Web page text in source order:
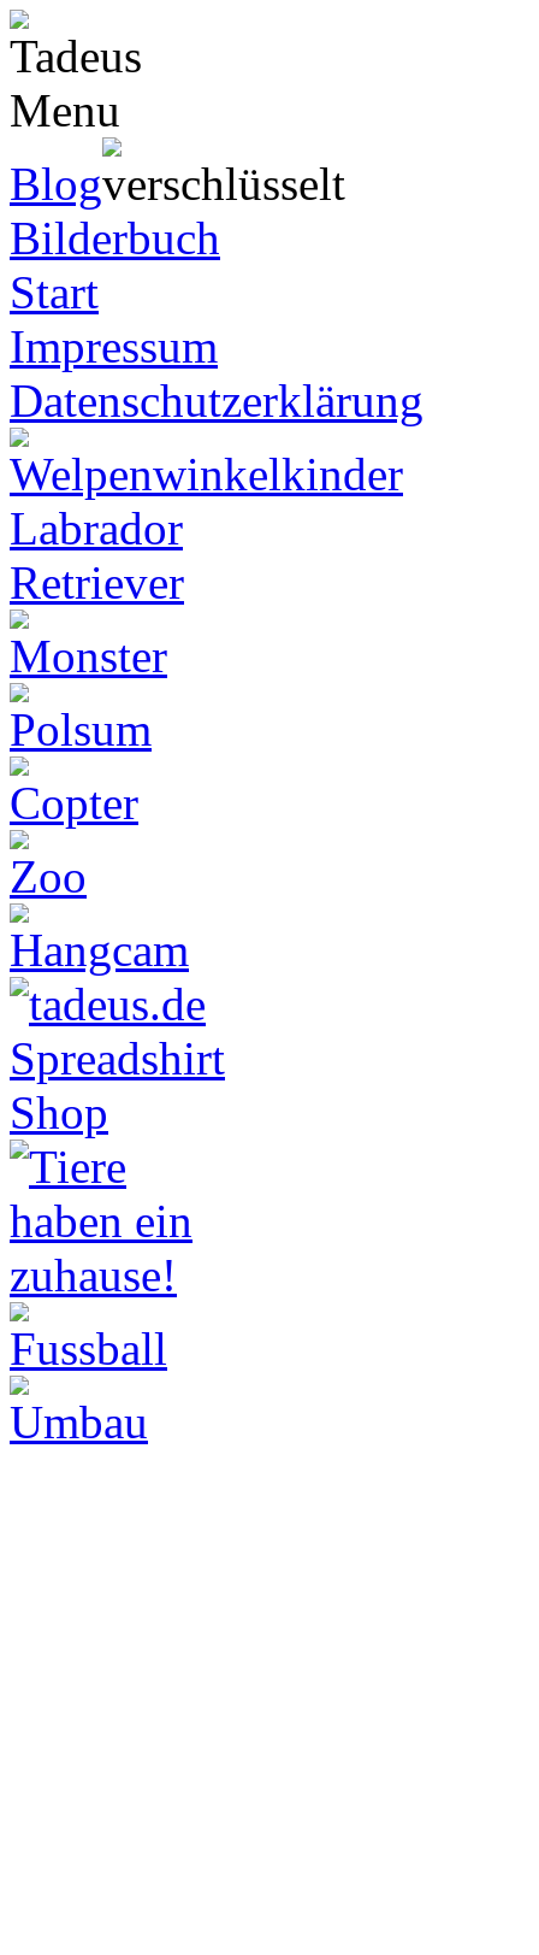
Blog
Bilderbuch
Start
Impressum
Datenschutzerklärung